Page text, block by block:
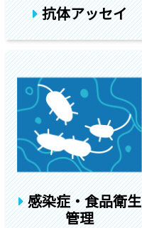
抗体アッセイ
感染症・食品衛生
管理